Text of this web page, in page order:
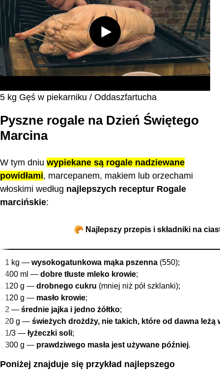
5 kg Gęś w piekarniku / Oddaszfartucha
Pyszne rogale na Dzień Świętego
Marcina
W tym dniu wypiekane są rogale nadziewane
powidłami, marcepanem, makiem lub orzechami
włoskimi według najlepszych receptur Rogale
marcińskie:
🥐 Najlepszy przepis i składniki na
1 kg — wysokogatunkowa mąka pszenna (550);
400 ml — dobre tłuste mleko krowie;
120 g — drobnego cukru (mniej niż pół szklanki);
120 g — masło krowie;
2 — średnie jajka i jedno żółtko;
20 g — świeżych drożdży, nie takich, które od dawna leżą
1/3 — łyżeczki soli;
300 g — prawdziwego masła jest używane później.
Poniżej znajduje się przykład najlepszego